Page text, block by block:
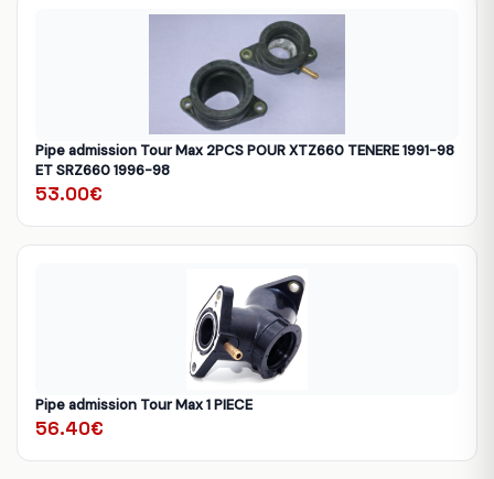
Pipe admission Tour Max 2PCS POUR XTZ660 TENERE 1991-98
ET SRZ660 1996-98
53.00€
Pipe admission Tour Max 1 PIECE
56.40€